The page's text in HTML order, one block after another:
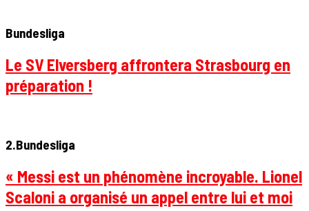
Bundesliga
Le SV Elversberg affrontera Strasbourg en
préparation !
2.Bundesliga
« Messi est un phénomène incroyable. Lionel
Scaloni a organisé un appel entre lui et moi